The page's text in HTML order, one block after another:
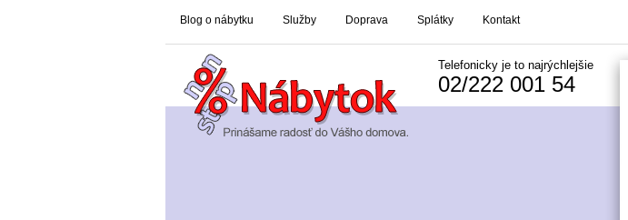
Blog o nábytku Služby Doprava Splátky Kontakt
Telefonicky je to najrýchlejšie
02/222 001 54